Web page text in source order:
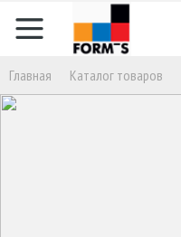
Главная Кaталог товаров